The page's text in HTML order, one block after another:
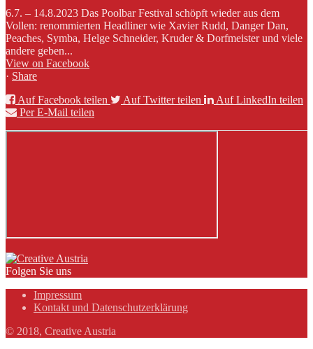
6.7. – 14.8.2023 Das Poolbar Festival schöpft wieder aus dem
Vollen: renommierten Headliner wie Xavier Rudd, Danger Dan,
Peaches, Symba, Helge Schneider, Kruder & Dorfmeister und viele
andere geben...
View on Facebook
· Share
Auf Facebook teilen
Auf Twitter teilen
Auf LinkedIn teilen
Per E-Mail teilen
Folgen Sie uns
Impressum
Kontakt und Datenschutzerklärung
© 2018, Creative Austria